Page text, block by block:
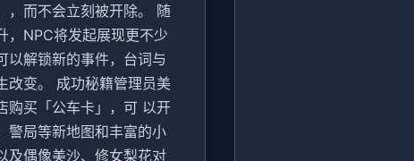
，而不会立刻被开除。 随
，NPC将发起展现更不少
以解锁新的事件，台词与
改变。 成功秘籍管理员美
购买「公车卡」，可 以开
警局等新地图和丰富的小
及偶像美沙、修女梨花对